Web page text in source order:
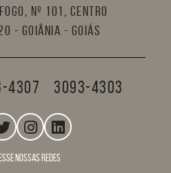
nº 101, Centro
- Goiânia - Goiás
4307 3093-4303
nossas redes